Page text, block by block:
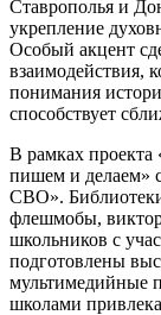
Ставрополья и
укрепление
Особый акцент
взаимодействия,
понимания
способствует
В рамках
пишем и делаем»
СВО».
флешмобы,
школьников с
подготовлены
мультимедийные
школами